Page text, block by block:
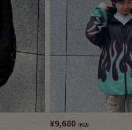
¥9,680 （税込）